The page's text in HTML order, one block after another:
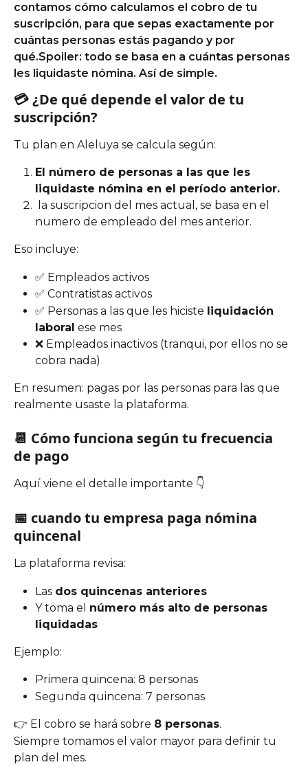
contamos cómo calculamos el cobro de tu
suscripción, para que sepas exactamente por
cuántas personas estás pagando y por
qué.Spoiler: todo se basa en a cuántas personas
les liquidaste nómina. Así de simple.
💳 ¿De qué depende el valor de tu
suscripción?
Tu plan en Aleluya se calcula según:
El número de personas a las que les
liquidaste nómina en el período anterior.
numero de empleado del mes anterior.
Eso incluye:
✅ Empleados activos
✅ Contratistas activos
✅ Personas a las que les hiciste liquidación
laboral ese mes
❌ Empleados inactivos (tranqui, por ellos no se
cobra nada)
En resumen: pagas por las personas para las que
realmente usaste la plataforma.
📆 Cómo funciona según tu frecuencia
de pago
Aquí viene el detalle importante 👇
📅 cuando tu empresa paga nómina
quincenal
La plataforma revisa:
Las dos quincenas anteriores
Y toma el número más alto de personas
liquidadas
Ejemplo:
Primera quincena: 8 personas
Segunda quincena: 7 personas
👉 El cobro se hará sobre 8 personas.
Siempre tomamos el valor mayor para definir tu
plan del mes.